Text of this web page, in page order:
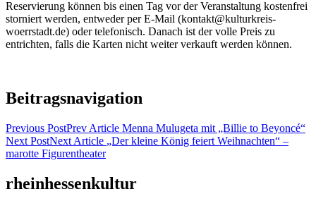
Reservierung können bis einen Tag vor der Veranstaltung kostenfrei
storniert werden, entweder per E-Mail (kontakt@kulturkreis-
woerrstadt.de) oder telefonisch. Danach ist der volle Preis zu
entrichten, falls die Karten nicht weiter verkauft werden können.
Beitragsnavigation
Previous PostPrev Article Menna Mulugeta mit „Billie to Beyoncé“
Next PostNext Article „Der kleine König feiert Weihnachten“ –
marotte Figurentheater
rheinhessenkultur